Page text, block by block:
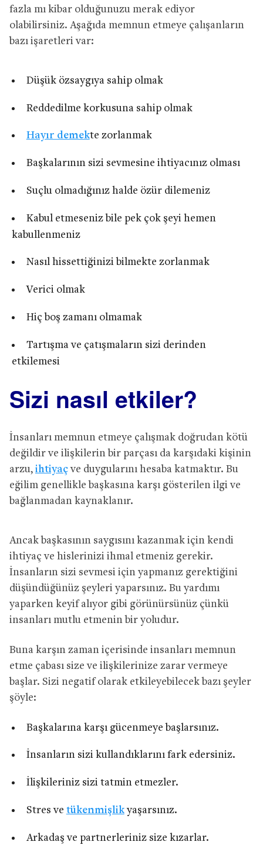
fazla mı kibar olduğunuzu merak ediyor
olabilirsiniz. Aşağıda memnun etmeye çalışanların
bazı işaretleri var:
Düşük özsaygıya sahip olmak
Reddedilme korkusuna sahip olmak
Hayır demekte zorlanmak
Başkalarının sizi sevmesine ihtiyacınız olması
Suçlu olmadığınız halde özür dilemeniz
Kabul etmeseniz bile pek çok şeyi hemen
kabullenmeniz
Nasıl hissettiğinizi bilmekte zorlanmak
Verici olmak
Hiç boş zamanı olmamak
Tartışma ve çatışmaların sizi derinden
etkilemesi
Sizi nasıl etkiler?
İnsanları memnun etmeye çalışmak doğrudan kötü
değildir ve ilişkilerin bir parçası da karşıdaki kişinin
arzu, ihtiyaçve duygularını hesaba katmaktır. Bu
eğilim genellikle başkasına karşı gösterilen ilgi ve
bağlanmadan kaynaklanır.
Ancak başkasının saygısını kazanmak için kendi
ihtiyaç ve hislerinizi ihmal etmeniz gerekir.
İnsanların sizi sevmesi için yapmanız gerektiğini
düşündüğünüz şeyleri yaparsınız. Bu yardımı
yaparken keyif alıyor gibi görünürsünüz çünkü
insanları mutlu etmenin bir yoludur.
Buna karşın zaman içerisinde insanları memnun
etme çabası size ve ilişkilerinize zarar vermeye
başlar. Sizi negatif olarak etkileyebilecek bazı şeyler
şöyle:
Başkalarına karşı gücenmeye başlarsınız.
İnsanların sizi kullandıklarını fark edersiniz.
İlişkileriniz sizi tatmin etmezler.
Stres ve tükenmişlikyaşarsınız.
Arkadaş ve partnerleriniz size kızarlar.